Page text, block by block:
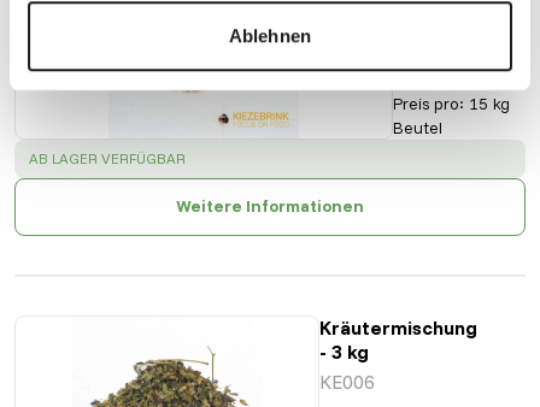
Ablehnen
Biscuits
Preis pro: 15 kg
Beutel
SUCCESS:
AB LAGER VERFÜGBAR
Weitere Informationen
Kräutermischung
- 3 kg
KE006